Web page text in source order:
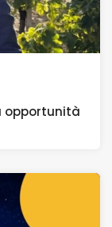
opportunità